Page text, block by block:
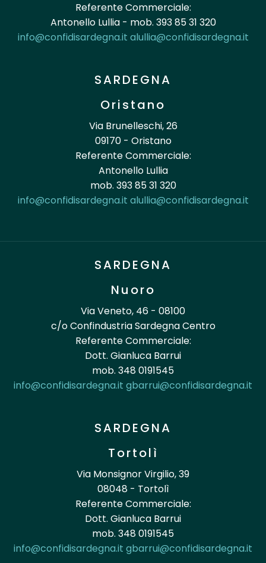
Referente Commerciale:
Antonello Lullia - mob. 393 85 31 320
info@confidisardegna.it alullia@confidisardegna.it
SARDEGNA
Oristano
Via Brunelleschi, 26
09170 - Oristano
Referente Commerciale:
Antonello Lullia
mob. 393 85 31 320
info@confidisardegna.it alullia@confidisardegna.it
SARDEGNA
Nuoro
Via Veneto, 46 - 08100
c/o Confindustria Sardegna Centro
Referente Commerciale:
Dott. Gianluca Barrui
mob. 348 0191545
info@confidisardegna.it gbarrui@confidisardegna.it
SARDEGNA
Tortolì
Via Monsignor Virgilio, 39
08048 - Tortolì
Referente Commerciale:
Dott. Gianluca Barrui
mob. 348 0191545
info@confidisardegna.it gbarrui@confidisardegna.it